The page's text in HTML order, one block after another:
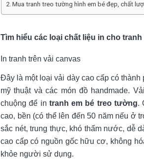
Mua tranh treo tường hình em bé đẹp, chất
Tìm hiểu các loại chất liệu in cho
In tranh trên vải canvas
Đây là một loại vải dày cao cấp có
mỹ thuật và các món đồ handmade.
chuộng để in tranh em bé treo tường.
cao, bền (có thể lên đến 50 năm nếu ở
sắc nét, trung thực, khó thấm nước, dễ
cao cấp có nguồn gốc hữu cơ, không
khỏe người sử dụng.